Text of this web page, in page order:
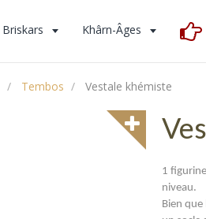
Briskars Khârn-Âges
Tembos Vestale khémiste
1
niveau.
Bien